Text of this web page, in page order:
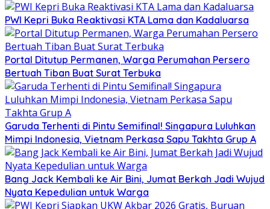
PWI Kepri Buka Reaktivasi KTA Lama dan Kadaluarsa
Portal Ditutup Permanen, Warga Perumahan Persero
Bertuah Tiban Buat Surat Terbuka
Garuda Terhenti di Pintu Semifinal! Singapura Luluhkan
Mimpi Indonesia, Vietnam Perkasa Sapu Takhta Grup A
Bang Jack Kembali ke Air Bini, Jumat Berkah Jadi Wujud
Nyata Kepedulian untuk Warga